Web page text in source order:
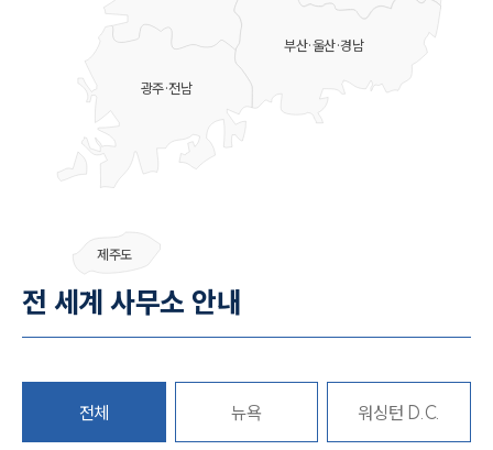
그룹소개
대륜의 강점
오시는 길
고객의 소리
통합검색
AI대륜
부산·울산·경남
광주·전남
제주도
전 세계 사무소 안내
전체 뉴욕 워싱턴 D.C.